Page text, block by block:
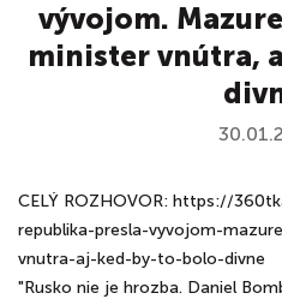
vývojom.
minister vnútra,
CELÝ ROZHOVOR: https://
republika-presla-vyvojom-
vnutra-aj-ked-by-to-bolo-divne
"Rusko nie je hrozba. Daniel